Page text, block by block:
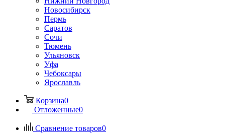
Новосибирск
Пермь
Саратов
Сочи
Тюмень
Ульяновск
Уфа
Чебоксары
Ярославль
Корзина0
Отложенные0
Сравнение товаров0